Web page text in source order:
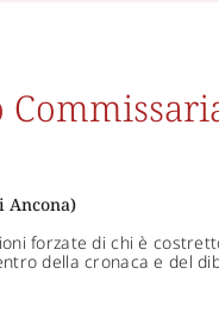
Ancona)
forzate di chi è
della cronaca e del